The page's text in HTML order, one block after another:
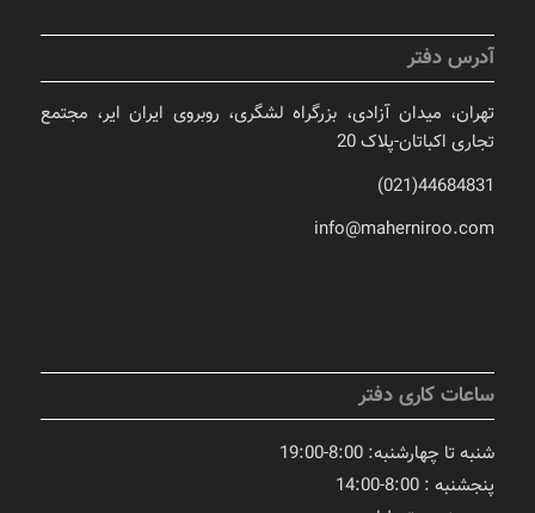
آدرس دفتر
تهران، میدان آزادی، بزرگراه لشگری، روبروی ایران ایر، مجتمع
تجاری اکباتان-پلاک 20
44684831(021)
info@maherniroo.com
ساعات کاری دفتر
شنبه تا چهارشنبه: 8:00-19:00
پنجشنبه : 8:00-14:00